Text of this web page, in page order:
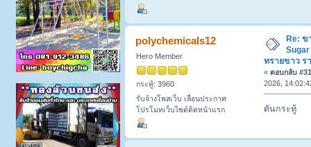
polychemicals12
Hero Member
กระทู้: 3960
รับจ้างโพสเว็บ เลื่อนประกาศ
โปรโมทเว็บไซต์ติดหน้าแรก
Re: ข
ทรายขาว ร
« ตอบกลับ
2026,
ดันกระทู้